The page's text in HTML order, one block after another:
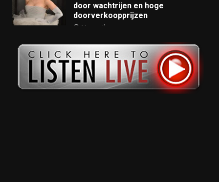
door wachtrijen en hoge
doorverkoopprijzen
11 months ago